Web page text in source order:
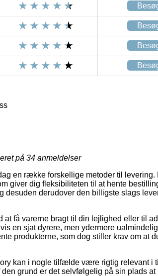
på 34 anmeldelser
en række forskellige metoder til
giver dig fleksibiliteten til at hente
desuden derudover den billigste slags
at få varerne bragt til din lejlighed eller til
en sjat dyrere, men ydermere
produkterne, som dog stiller krav om at
kan i nogle tilfælde være rigtig relevant i
grund er det selvfølgelig på sin plads